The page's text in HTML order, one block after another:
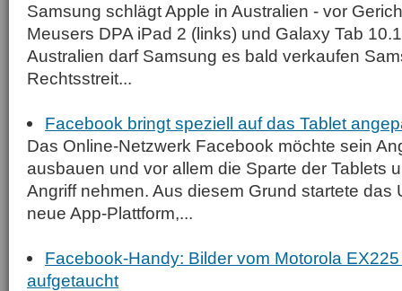
Samsung schlägt Apple in Australien - vor
Meusers DPA iPad 2 (links) und Galaxy Tab
Australien darf Samsung es bald verkaufen
Rechtsstreit...
Facebook bringt speziell auf das Tablet
Das Online-Netzwerk Facebook möchte sein
ausbauen und vor allem die Sparte der Tablets
Angriff nehmen. Aus diesem Grund startete das
neue App-Plattform,...
Facebook-Handy: Bilder vom Motorola
aufgetaucht